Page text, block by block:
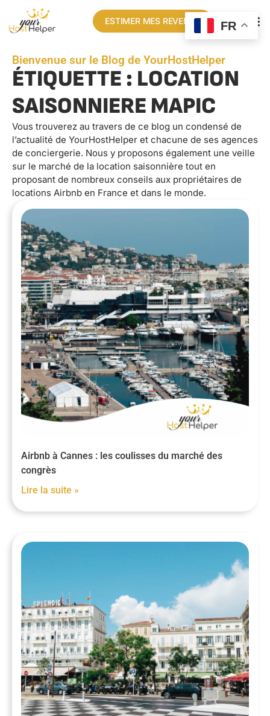
ESTIMER MES REVENUS
Bienvenue sur le Blog de YourHostHelper
ÉTIQUETTE : LOCATION
SAISONNIERE MAPIC
Vous trouverez au travers de ce blog un condensé de
l’actualité de YourHostHelper et chacune de ses agences
de conciergerie. Nous y proposons également une veille
sur le marché de la location saisonnière tout en
proposant de nombreux conseils aux propriétaires de
locations Airbnb en France et dans le monde.
Airbnb à Cannes : les coulisses du marché des
congrès
Lire la suite »
FR